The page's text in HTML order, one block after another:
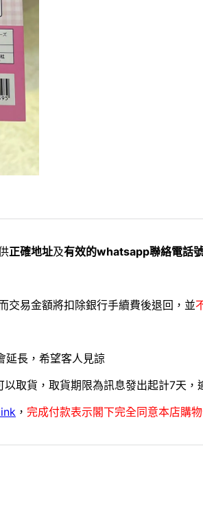
正確地址及有效的whatsapp聯絡電話
交易金額將扣除銀行手續費後退回，並
延長，希望客人見諒
取貨，取貨期限為訊息發出起計7天，
， 完成付款表示閣下完全同意本店購